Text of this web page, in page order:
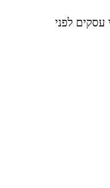
בתנאי הזמן המוגדרים בחוק (14 ימים ממועד העסקה ולפחות 7 ימי עסקים לפני